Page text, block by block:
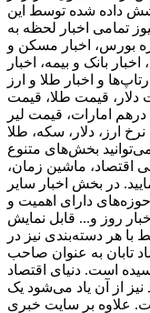
داده شده توسط این
تمامی اخبار لحظه به
بورس، اخبار مسکن و
بانک و بیمه، اخبار
و اخبار طلا و ارز
قیمت طلا، قیمت
امارات، قیمت لیر
ارز، دلار، سکه، طلا
بخش‌های متنوع
اقتصاد، ماشین زمان،
در بخش اخبار سایر
حوزه‌های دارای اهمیت و
روز و... قابل نمایش
با هر دسته‌بندی نیز در
تابان به عنوان صاحب
است. دنیای اقتصاد
نیز از آن یاد می‌شود یک
علاوه بر سایت خبری